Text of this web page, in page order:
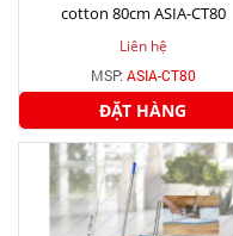
cotton 80cm ASIA-CT80
Liên hệ
MSP: ASIA-CT80
ĐẶT HÀNG